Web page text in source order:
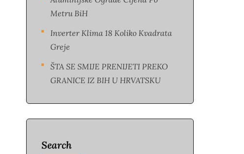
Metru BiH
Inverter Klima 18 Koliko Kvadrata
Greje
ŠTA SE SMIJE PRENIJETI PREKO
GRANICE IZ BIH U HRVATSKU
Search